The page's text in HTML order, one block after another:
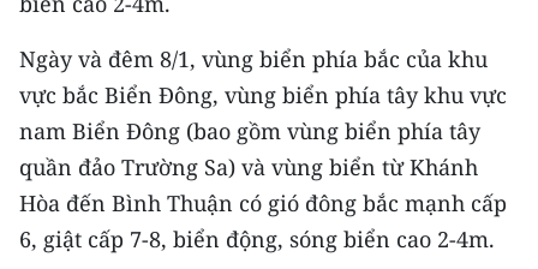
Media Kinh tế
Media Văn hóa
Media Xã hội
Media Pháp luật
Ngày và đêm 8/1, vùng biển phía bắc của khu
vực bắc Biển Đông, vùng biển phía tây khu vực
nam Biển Đông (bao gồm vùng biển phía tây
quần đảo Trường Sa) và vùng biển từ Khánh
Hòa đến Bình Thuận có gió đông bắc mạnh cấp
6, giật cấp 7-8, biển động, sóng biển cao 2-4m.